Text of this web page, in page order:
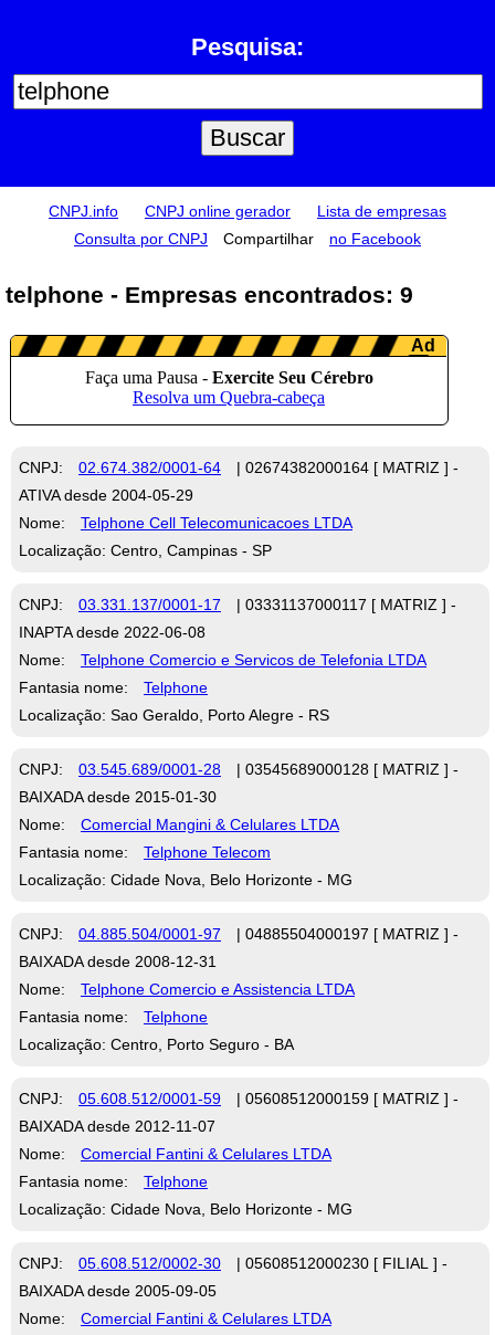
Pesquisa:
CNPJ.info CNPJ online gerador
Lista de empresas
Consulta por CNPJ
Compartilhar no Facebook
telphone - Empresas encontrados: 9
CNPJ: 02.674.382/0001-64
| 02674382000164 [ MATRIZ ] -
ATIVA desde 2004-05-29
Nome:
Telphone Cell Telecomunicacoes LTDA
Localização: Centro, Campinas - SP
CNPJ: 03.331.137/0001-17
| 03331137000117 [ MATRIZ ] -
INAPTA desde 2022-06-08
Nome:
Telphone Comercio e Servicos de Telefonia LTDA
Fantasia nome:
Telphone
Localização: Sao Geraldo, Porto Alegre - RS
CNPJ: 03.545.689/0001-28
| 03545689000128 [ MATRIZ ] -
BAIXADA desde 2015-01-30
Nome:
Comercial Mangini & Celulares LTDA
Fantasia nome:
Telphone Telecom
Localização: Cidade Nova, Belo Horizonte - MG
CNPJ: 04.885.504/0001-97
| 04885504000197 [ MATRIZ ] -
BAIXADA desde 2008-12-31
Nome:
Telphone Comercio e Assistencia LTDA
Fantasia nome:
Telphone
Localização: Centro, Porto Seguro - BA
CNPJ: 05.608.512/0001-59
| 05608512000159 [ MATRIZ ] -
BAIXADA desde 2012-11-07
Nome:
Comercial Fantini & Celulares LTDA
Fantasia nome:
Telphone
Localização: Cidade Nova, Belo Horizonte - MG
CNPJ: 05.608.512/0002-30
| 05608512000230 [ FILIAL ] -
BAIXADA desde 2005-09-05
Nome:
Comercial Fantini & Celulares LTDA